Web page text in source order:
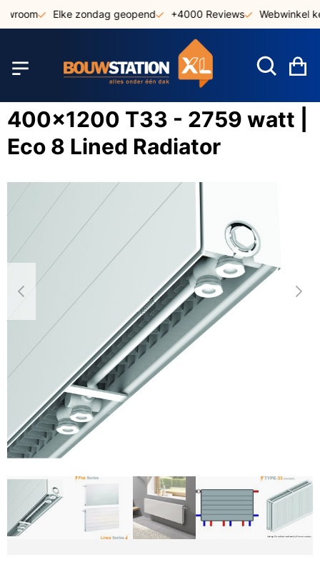
naar
Elke zondag geopend +4000 Reviews Webwinkel
400x1200 T33 - 2759 watt |
Eco 8 Lined Radiator